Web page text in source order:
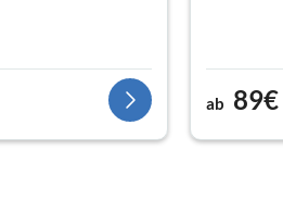
ab 89€